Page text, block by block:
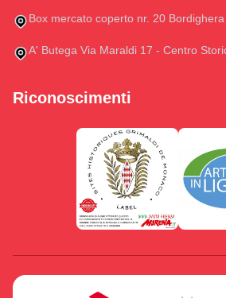
Box mercato coperto nr. 20
A' Butega Via Maraldi 17 - Centro
Riconoscimenti